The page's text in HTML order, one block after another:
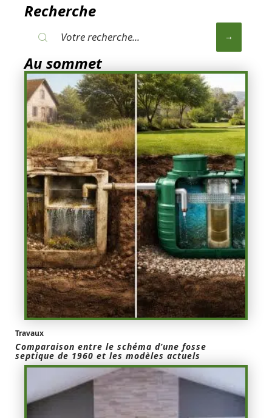
Recherche
Au sommet
Travaux
Comparaison entre le schéma d’une fosse
septique de 1960 et les modèles actuels